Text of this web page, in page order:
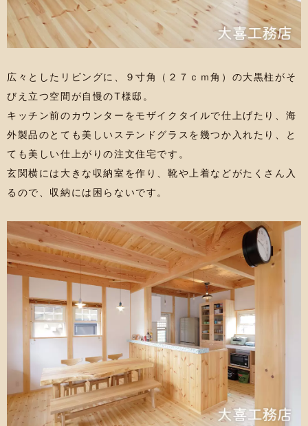
広々としたリビングに、９寸角（２７ｃｍ角）の大黒柱がそ
びえ立つ空間が自慢のT様邸。
キッチン前のカウンターをモザイクタイルで仕上げたり、海
外製品のとても美しいステンドグラスを幾つか入れたり、と
ても美しい仕上がりの注文住宅です。
玄関横には大きな収納室を作り、靴や上着などがたくさん入
るので、収納には困らないです。